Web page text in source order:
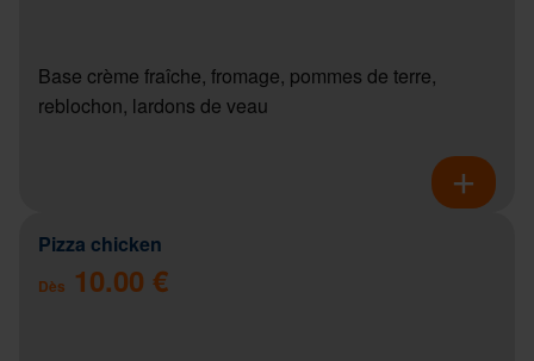
Base crème fraîche, fromage, pommes de terre,
reblochon, lardons de veau
Pizza chicken
Dès 10.00 €